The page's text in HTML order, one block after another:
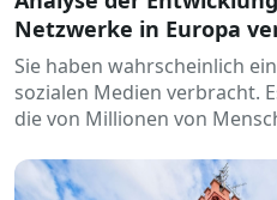
Netzwerke in Europa
Sie haben wahrscheinlich
sozialen Medien verbracht.
die von Millionen von